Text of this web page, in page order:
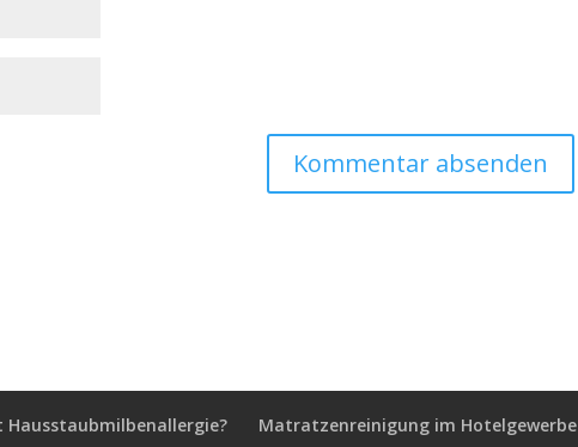
Hausstaubmilbenallergie? Matratzenreinigung im Hotelgewerbe